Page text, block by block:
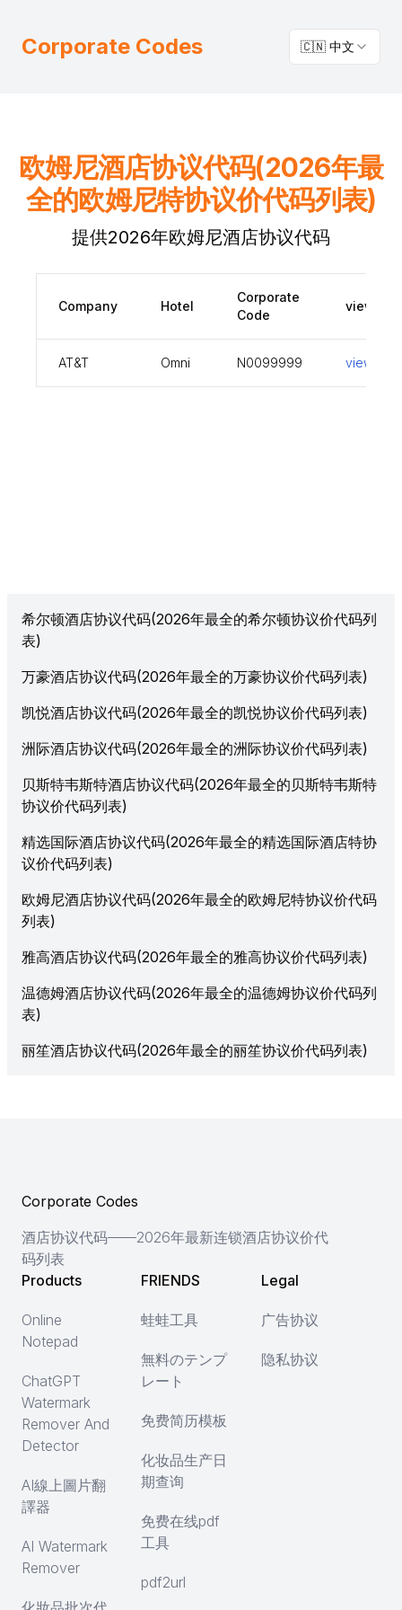
Corporate Codes 🇨🇳 中文
欧姆尼酒店协议代码(2026年最
全的欧姆尼特协议价代码列表)
提供2026年欧姆尼酒店协议代码
Company Hotel
Corporate
Code
view
AT&T Omni N0099999 view
希尔顿酒店协议代码(2026年最全的希尔顿协议价代码列
表)
万豪酒店协议代码(2026年最全的万豪协议价代码列表)
凯悦酒店协议代码(2026年最全的凯悦协议价代码列表)
洲际酒店协议代码(2026年最全的洲际协议价代码列表)
贝斯特韦斯特酒店协议代码(2026年最全的贝斯特韦斯特
协议价代码列表)
精选国际酒店协议代码(2026年最全的精选国际酒店特协
议价代码列表)
欧姆尼酒店协议代码(2026年最全的欧姆尼特协议价代码
列表)
雅高酒店协议代码(2026年最全的雅高协议价代码列表)
温德姆酒店协议代码(2026年最全的温德姆协议价代码列
表)
丽笙酒店协议代码(2026年最全的丽笙协议价代码列表)
Corporate Codes
酒店协议代码——2026年最新连锁酒店协议价代
码列表
Products
Online
Notepad
ChatGPT
Watermark
Remover And
Detector
AI線上圖片翻
譯器
AI Watermark
Remover
FRIENDS
蛙蛙工具
無料のテンプ
レート
免费简历模板
化妆品生产日
期查询
免费在线pdf
工具
pdf2url
Legal
广告协议
隐私协议